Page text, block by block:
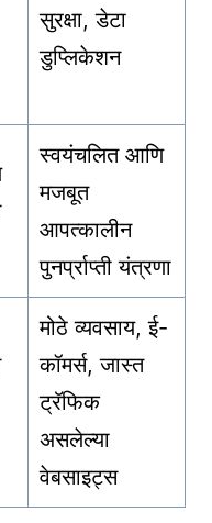
सुरक्षा, डेटा
डुप्लिकेशन
स्वयंचलित आणि
मजबूत
आपत्कालीन
पुनर्प्राप्ती यंत्रणा
मोठे व्यवसाय, ई-
कॉमर्स, जास्त
ट्रॅफिक
असलेल्या
वेबसाइट्स